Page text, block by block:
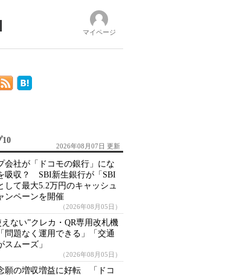
マイページ
10
2026年08月07日 更新
会社が「ドコモの銀行」にな
吸収？ SBI新生銀行が「SBI
して最大5.2万円のキャッシュ
ンペーンを開催
（2026年08月05日）
えない”クレカ・QR専用改札機
題なく運用できる」「交通
スムーズ」
（2026年08月05日）
願の増収増益に好転 「ドコ